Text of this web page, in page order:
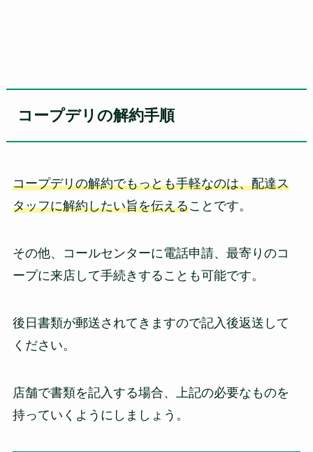
コープデリの解約手順
コープデリの解約でもっとも手軽なのは、配達ス
タッフに解約したい旨を伝えることです。
その他、コールセンターに電話申請、最寄りのコ
ープに来店して手続きすることも可能です。
後日書類が郵送されてきますので記入後返送して
ください。
店舗で書類を記入する場合、上記の必要なものを
持っていくようにしましょう。